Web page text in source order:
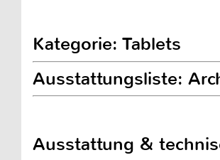
Kategorie: Tablets
Ausstattungsliste:
Ausstattung &